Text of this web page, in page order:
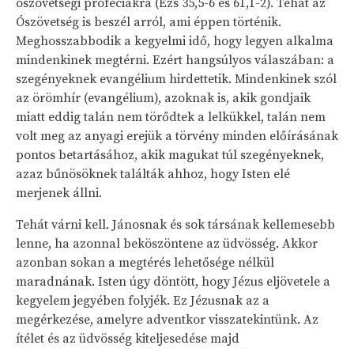
ószövetségi próféciákra (Ézs 35,5-6 és 61,1-2). Tehát az
Ószövetség is beszél arról, ami éppen történik.
Meghosszabbodik a kegyelmi idő, hogy legyen alkalma
mindenkinek megtérni. Ezért hangsúlyos válaszában: a
szegényeknek evangélium hirdettetik. Mindenkinek szól
az örömhír (evangélium), azoknak is, akik gondjaik
miatt eddig talán nem törődtek a lelkükkel, talán nem
volt meg az anyagi erejük a törvény minden előírásának
pontos betartásához, akik magukat túl szegényeknek,
azaz bűnösöknek találták ahhoz, hogy Isten elé
merjenek állni.
Tehát várni kell. Jánosnak és sok társának kellemesebb
lenne, ha azonnal beköszöntene az üdvösség. Akkor
azonban sokan a megtérés lehetősége nélkül
maradnának. Isten úgy döntött, hogy Jézus eljövetele a
kegyelem jegyében folyjék. Ez Jézusnak az a
megérkezése, amelyre adventkor visszatekintünk. Az
ítélet és az üdvösség kiteljesedése majd